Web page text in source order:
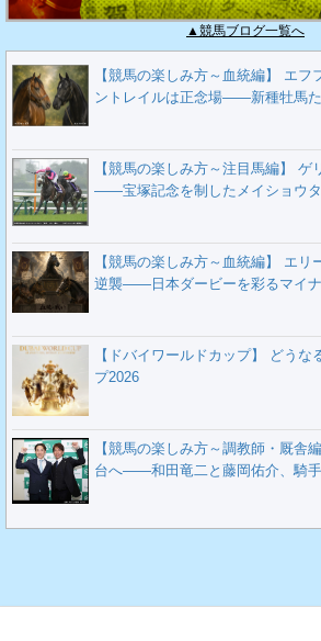
▲競馬ブログ一覧へ
【競馬の楽しみ方～血統編】 エフ
ントレイルは正念場――新種牡馬
【競馬の楽しみ方～注目馬編】 ゲ
――宝塚記念を制したメイショウタ
【競馬の楽しみ方～血統編】 エリ
逆襲――日本ダービーを彩るマイ
【ドバイワールドカップ】 どうな
プ2026
【競馬の楽しみ方～調教師・厩舎
台へ――和田竜二と藤岡佑介、騎手